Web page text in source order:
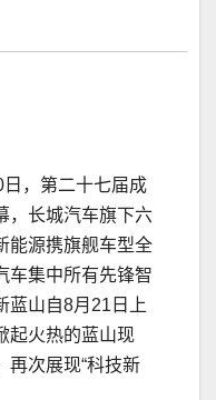
，第二十七届成
，长城汽车旗下六
能源携旗舰车型全
车集中所有先锋智
蓝山自8月21日上
起火热的蓝山现
再次展现“科技新